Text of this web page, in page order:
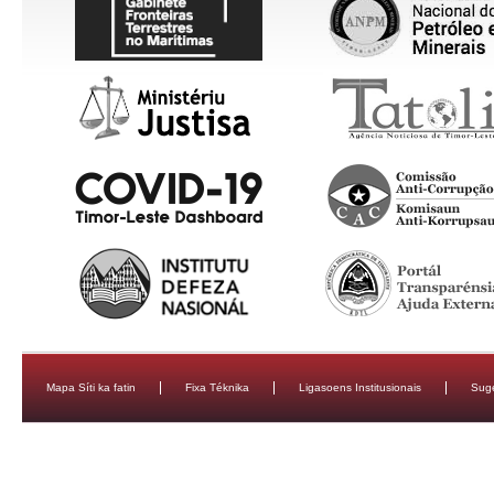
Mapa Síti ka fatin Fixa Téknika Ligasoens Institusionais